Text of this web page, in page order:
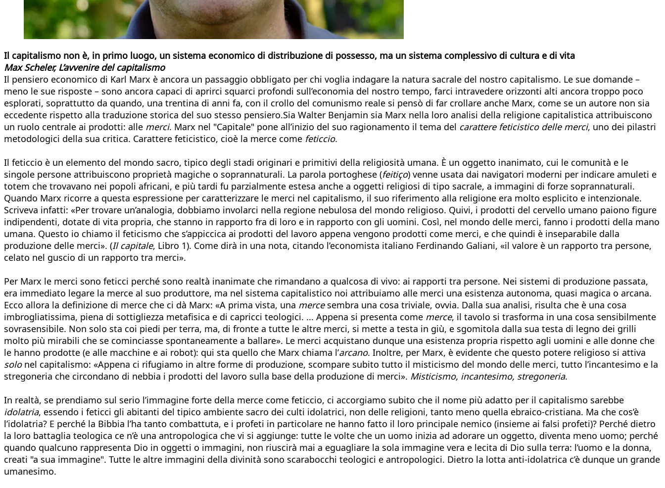
Il capitalismo non è, in primo luogo, un sistema economico di distribuzione di possesso, ma un sistema complessivo di cultura e di vita
Max Scheler, L’avvenire del capitalismo
Il pensiero economico di Karl Marx è ancora un passaggio obbligato per chi voglia indagare la natura sacrale del nostro capitalismo. Le sue domande –
meno le sue risposte – sono ancora capaci di aprirci squarci profondi sull’economia del nostro tempo, farci intravedere orizzonti alti ancora troppo poco
esplorati, soprattutto da quando, una trentina di anni fa, con il crollo del comunismo reale si pensò di far crollare anche Marx, come se un autore non sia
eccedente rispetto alla traduzione storica del suo stesso pensiero.Sia Walter Benjamin sia Marx nella loro analisi della religione capitalistica attribuiscono
un ruolo centrale ai prodotti: alle merci. Marx nel "Capitale" pone all’inizio del suo ragionamento il tema del carattere feticistico delle merci, uno dei pilastri
metodologici della sua critica. Carattere feticistico, cioè la merce come feticcio.
Il feticcio è un elemento del mondo sacro, tipico degli stadi originari e primitivi della religiosità umana. È un oggetto inanimato, cui le comunità e le
singole persone attribuiscono proprietà magiche o soprannaturali. La parola portoghese (feitiço) venne usata dai navigatori moderni per indicare amuleti e
totem che trovavano nei popoli africani, e più tardi fu parzialmente estesa anche a oggetti religiosi di tipo sacrale, a immagini di forze soprannaturali.
Quando Marx ricorre a questa espressione per caratterizzare le merci nel capitalismo, il suo riferimento alla religione era molto esplicito e intenzionale.
Scriveva infatti: «Per trovare un’analogia, dobbiamo involarci nella regione nebulosa del mondo religioso. Quivi, i prodotti del cervello umano paiono figure
indipendenti, dotate di vita propria, che stanno in rapporto fra di loro e in rapporto con gli uomini. Così, nel mondo delle merci, fanno i prodotti della mano
umana. Questo io chiamo il feticismo che s’appiccica ai prodotti del lavoro appena vengono prodotti come merci, e che quindi è inseparabile dalla
produzione delle merci». (Il capitale, Libro 1). Come dirà in una nota, citando l’economista italiano Ferdinando Galiani, «il valore è un rapporto tra persone,
celato nel guscio di un rapporto tra merci».
Per Marx le merci sono feticci perché sono realtà inanimate che rimandano a qualcosa di vivo: ai rapporti tra persone. Nei sistemi di produzione passata,
era immediato legare la merce al suo produttore, ma nel sistema capitalistico noi attribuiamo alle merci una esistenza autonoma, quasi magica o arcana.
Ecco allora la definizione di merce che ci dà Marx: «A prima vista, una mercesembra una cosa triviale, ovvia. Dalla sua analisi, risulta che è una cosa
imbrogliatissima, piena di sottigliezza metafisica e di capricci teologici. ... Appena si presenta come merce, il tavolo si trasforma in una cosa sensibilmente
sovrasensibile. Non solo sta coi piedi per terra, ma, di fronte a tutte le altre merci, si mette a testa in giù, e sgomitola dalla sua testa di legno dei grilli
molto più mirabili che se cominciasse spontaneamente a ballare». Le merci acquistano dunque una esistenza propria rispetto agli uomini e alle donne che
le hanno prodotte (e alle macchine e ai robot): qui sta quello che Marx chiama l’arcano. Inoltre, per Marx, è evidente che questo potere religioso si attiva
solonel capitalismo: «Appena ci rifugiamo in altre forme di produzione, scompare subito tutto il misticismo del mondo delle merci, tutto l’incantesimo e la
stregoneria che circondano di nebbia i prodotti del lavoro sulla base della produzione di merci». Misticismo, incantesimo, stregoneria.
In realtà, se prendiamo sul serio l’immagine forte della merce come feticcio, ci accorgiamo subito che il nome più adatto per il capitalismo sarebbe
idolatria, essendo i feticci gli abitanti del tipico ambiente sacro dei culti idolatrici, non delle religioni, tanto meno quella ebraico-cristiana. Ma che cos’è
l’idolatria? E perché la Bibbia l’ha tanto combattuta, e i profeti in particolare ne hanno fatto il loro principale nemico (insieme ai falsi profeti)? Perché dietro
la loro battaglia teologica ce n’è una antropologica che vi si aggiunge: tutte le volte che un uomo inizia ad adorare un oggetto, diventa meno uomo; perché
quando qualcuno rappresenta Dio in oggetti o immagini, non riuscirà mai a eguagliare la sola immagine vera e lecita di Dio sulla terra: l’uomo e la donna,
creati "a sua immagine". Tutte le altre immagini della divinità sono scarabocchi teologici e antropologici. Dietro la lotta anti-idolatrica c’è dunque un grande
umanesimo.